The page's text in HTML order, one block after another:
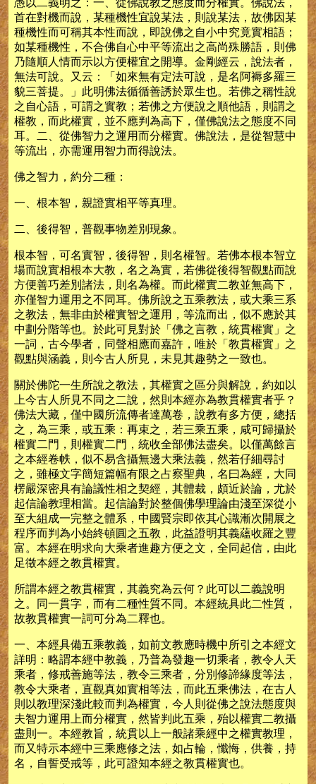
首在對機而說，某種機性宜說某法，則說某法，故佛因某
種機性而可稱其本性而說，即說佛之自小中究竟實相語；
如某種機性，不合佛自心中平等流出之高尚殊勝語，則佛
乃隨順人情而示以方便權宜之開導。金剛經云，說法者，
無法可說。又云：「如來無有定法可說，是名阿褥多羅三
貌三菩提。」此明佛法循循善誘於眾生也。若佛之稱性說
之自心語，可謂之實教；若佛之方便說之順他語，則謂之
權教，而此權實，並不應判為高下，僅佛說法之態度不同
耳。二、從佛智力之運用而分權實。佛說法，是從智慧中
等流出，亦需運用智力而得說法。
佛之智力，約分二種：
一、根本智，親證實相平等真理。
二、後得智，普觀事物差別現象。
根本智，可名實智，後得智，則名權智。若佛本根本智立
場而說實相根本大教，名之為實，若佛從後得智觀點而說
方便善巧差別諸法，則名為權。而此權實二教並無高下，
亦僅智力運用之不同耳。佛所說之五乘教法，或大乘三系
之教法，無非由於權實智之運用，等流而出，似不應於其
中劃分階等也。於此可見對於「佛之言教，統貫權實」之
一詞，古今學者，同聲相應而嘉許，唯於「教貫權實」之
觀點與涵義，則今古人所見，未見其趣勢之一致也。
關於佛陀一生所說之教法，其權實之區分與解說，約如以
上今古人所見不同之二說，然則本經亦為教貫權實者乎？
佛法大藏，僅中國所流傳者達萬卷，說教有多方便，總括
之，為三乘，或五乘：再束之，若三乘五乘，咸可歸攝於
權實二門，則權實二門，統收全部佛法盡矣。以僅萬餘言
之本經卷帙，似不易含攝無邊大乘法義，然若仔細尋討
之，雖極文字簡短篇幅有限之占察聖典，名曰為經，大同
楞嚴深密具有論議性相之契經，其體裁，頗近於論，尤於
起信論教理相當。起信論對於整個佛學理論由淺至深從小
至大組成一完整之體系，中國賢宗即依其心識漸次開展之
程序而判為小始終頓圓之五教，此益證明其義蘊收羅之豐
富。本經在明求向大乘者進趣方便之文，全同起信，由此
足徵本經之教貫權實。
所謂本經之教貫權實，其義究為云何？此可以二義說明
之。同一貫字，而有二種性質不同。本經統具此二性質，
故教貫權實一詞可分為二釋也。
一、本經具備五乘教義，如前文教應時機中所引之本經文
詳明：略謂本經中教義，乃普為發趣一切乘者，教令人天
乘者，修戒善施等法，教令三乘者，分別修諦緣度等法，
教令大乘者，直觀真如實相等法，而此五乘佛法，在古人
則以教理深淺此較而判為權實，今人則從佛之說法態度與
夫智力運用上而分權實，然皆判此五乘，殆以權實二教攝
盡則一。本經教旨，統貫以上一般諸乘經中之權實教理，
而又特示本經中三乘應修之法，如占輪，懺悔，供養，持
名，自誓受戒等，此可證知本經之教貫權實也。